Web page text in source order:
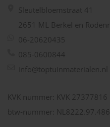
Sleutelbloemstraat 41
2651 ML Berkel en
06-20620435
085-0600844
info@toptuinmaterialen.nl
KVK nummer: KVK 27377816
btw-nummer: